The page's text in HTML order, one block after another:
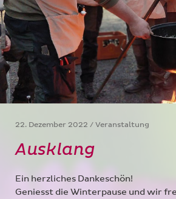
22. Dezember 2022 / Veranstaltung
Ausklang
Ein herzliches Dankeschön!
Geniesst die Winterpause und wir